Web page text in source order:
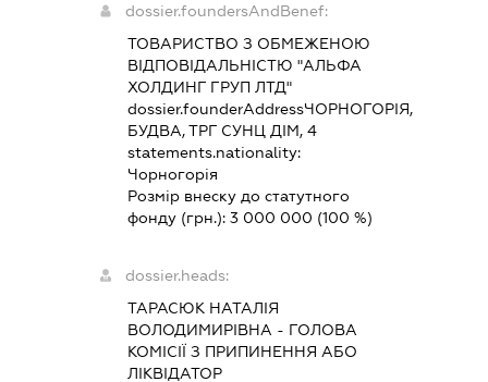
dossier.foundersAndBenef:
ТОВАРИСТВО З ОБМЕЖЕНОЮ
ВІДПОВІДАЛЬНІСТЮ "АЛЬФА
ХОЛДИНГ ГРУП ЛТД"
dossier.founderAddressЧОРНОГОРІЯ,
БУДВА, ТРГ СУНЦ ДІМ, 4
statements.nationality:
Чорногорія
Розмір внеску до статутного
фонду (грн.): 3 000 000 (100 %)
dossier.heads:
ТАРАСЮК НАТАЛІЯ
ВОЛОДИМИРІВНА - ГОЛОВА
КОМІСІЇ З ПРИПИНЕННЯ АБО
ЛІКВІДАТОР